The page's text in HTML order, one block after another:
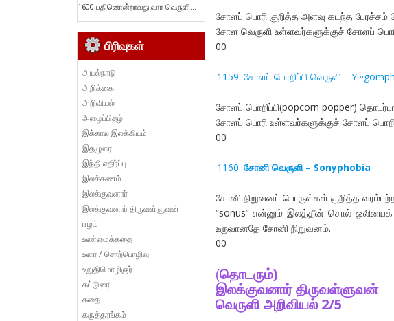
சோளப் பொரி குறித்த அளவு கடந்த பேரச்சம்
சோள வெருளி உள்ளவர்களுக்குச் சோளப்
00
சோளப் பொறிப்பி வெருளி –
சோளப் பொறிப்பி(popcorn popper)
சோளப் பொரி உள்ளவர்களுக்குச் சோளப்
00
சோனி வெருளி – Sonyphobia
சோனி நிறுவனப் பொருள்கள் குறித்த
“sonus” என்னும் இலத்தீன் சொல் ஒலியைக்
உருவானதே சோனி நிறுவனம்.
00
(தொடரும்)
இலக்குவனார் திருவள்ளுவன்
வெருளி அறிவியல் 2/5
1600 பதினொன்றாவது வார வெருளி...
பிரிவுகள்
அயல்நாடு
அறிக்கை
அறிவியல்
அழைப்பிதழ்
இக்கால இலக்கியம்
இதழுரை
இந்தி எதிர்ப்பு
இலக்கணம்
இலக்குவனார்
இலக்குவனார் திருவள்ளுவன்
ஈழம்
உண்மைக்கதை
உரை / சொற்பொழிவு
உறுதிமொழிஞர்
கட்டுரை
கதை
கருத்தரங்கம்